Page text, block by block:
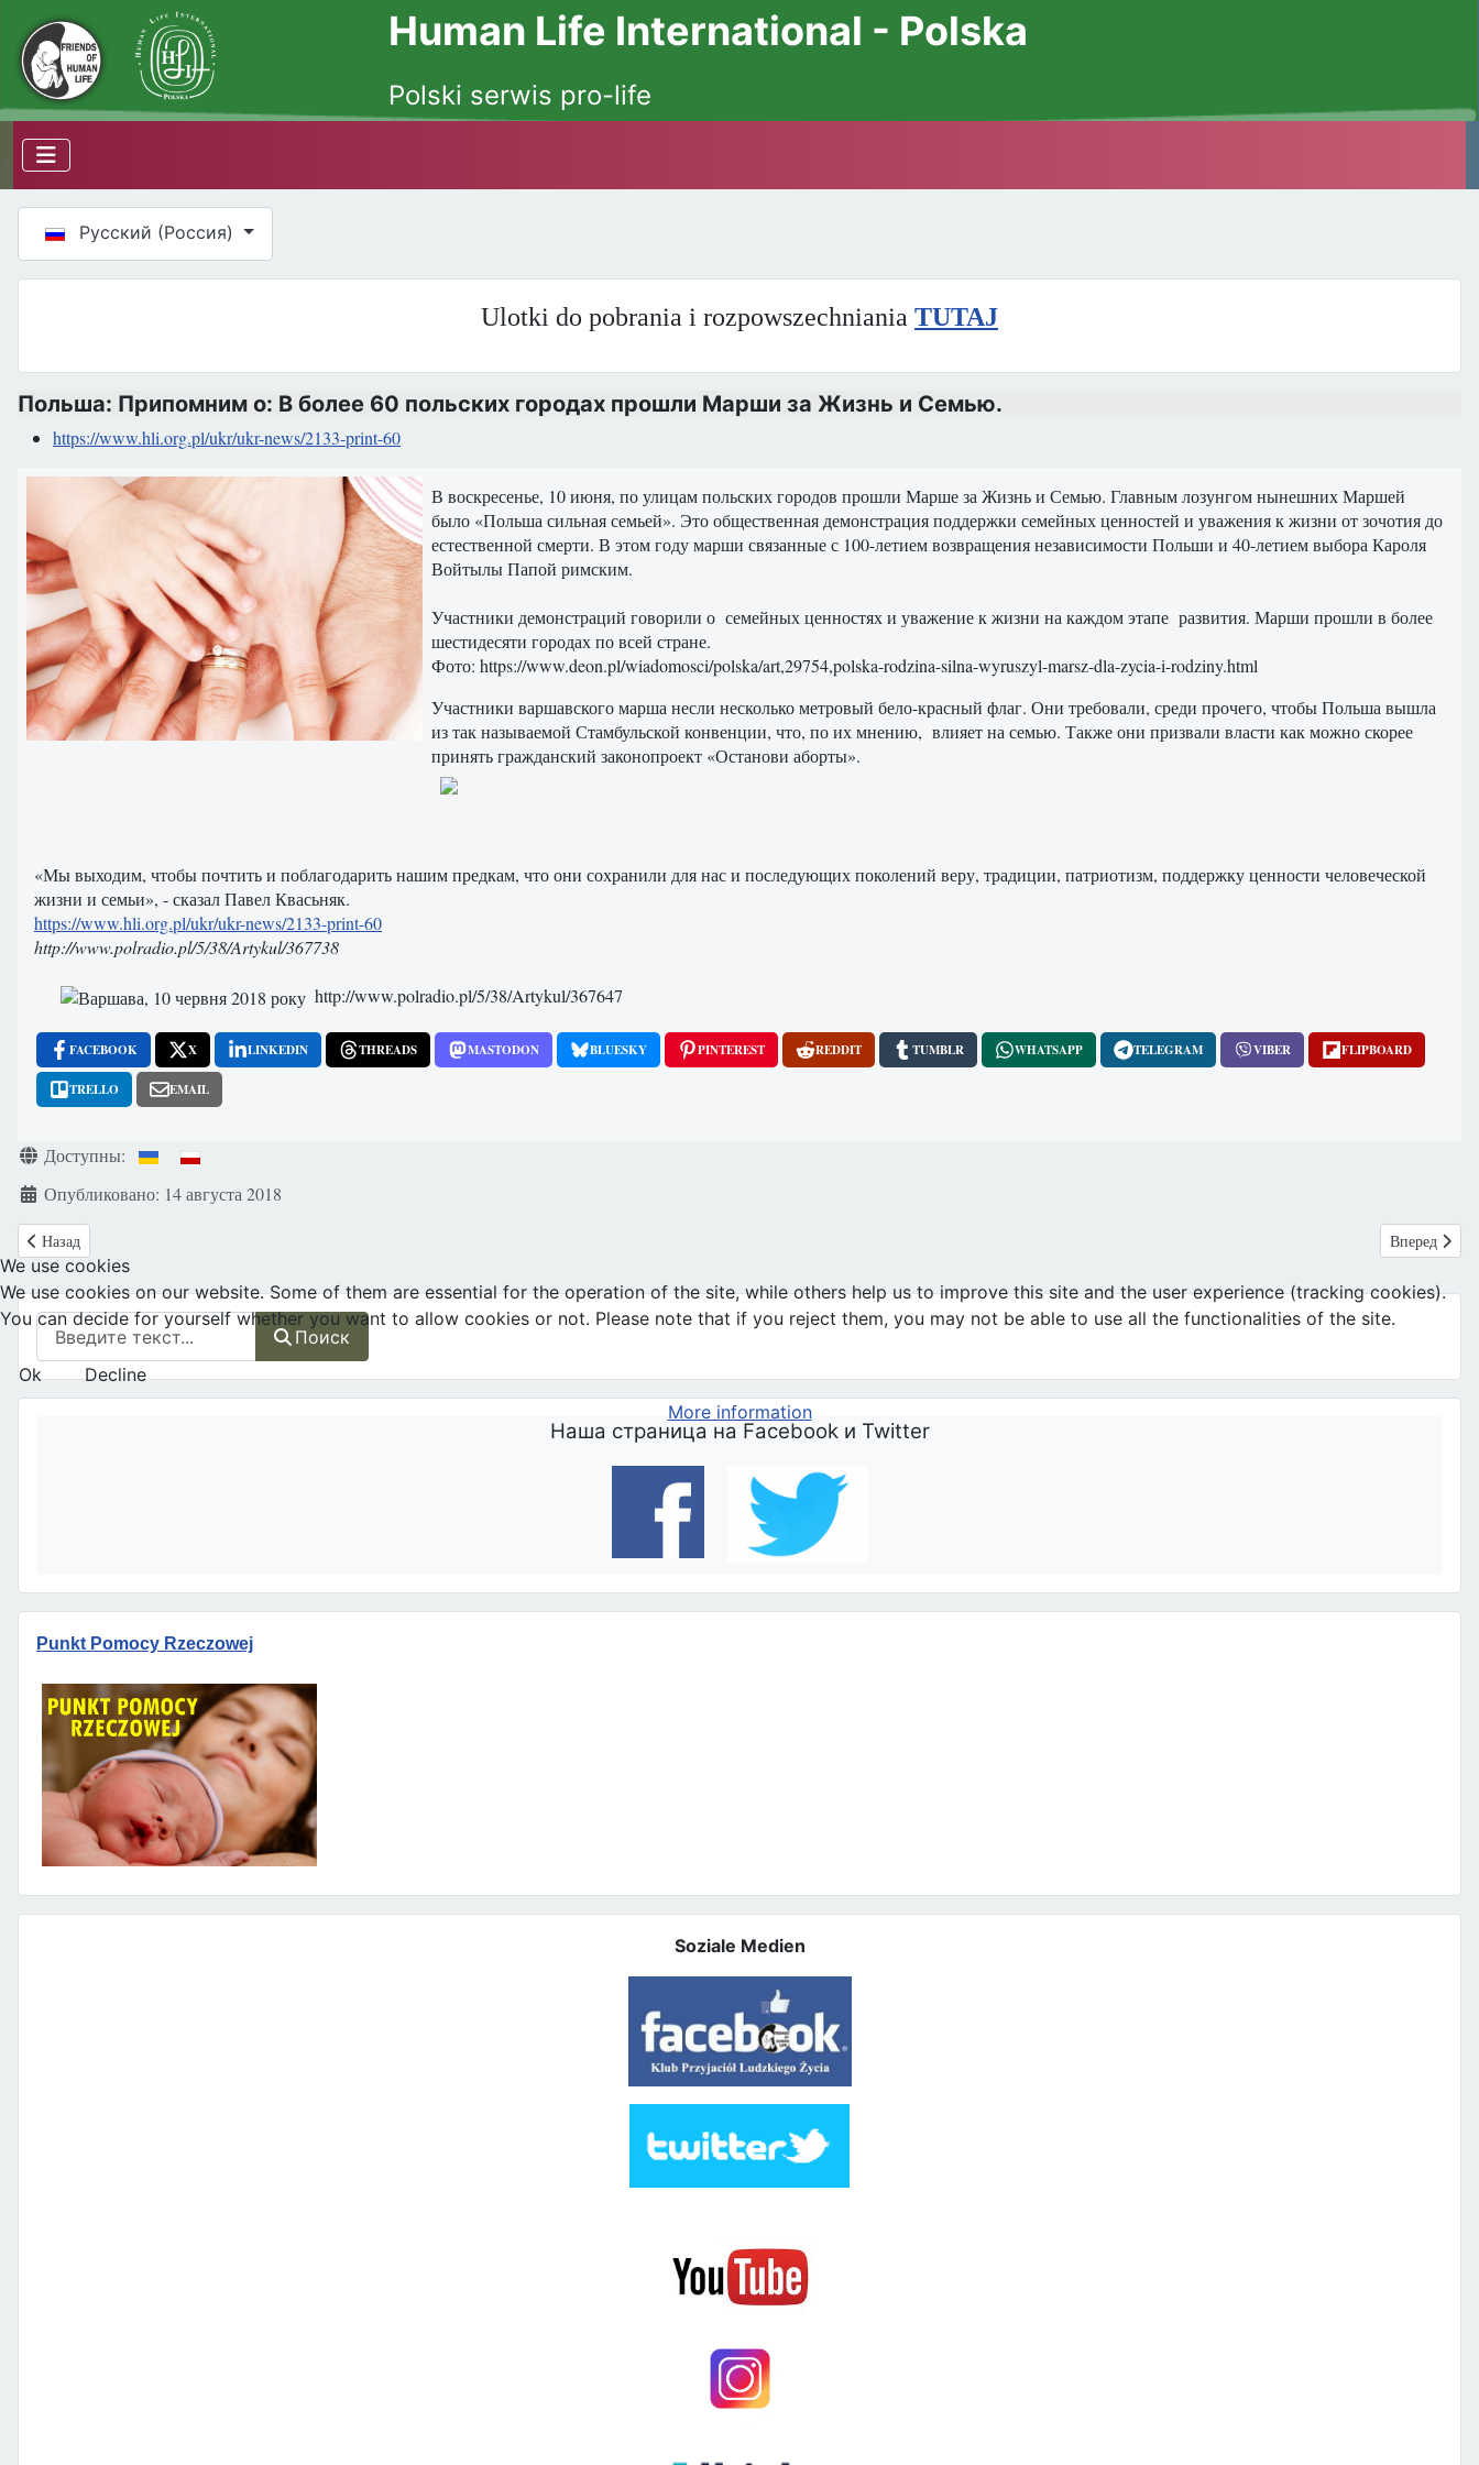
Human Life International - Polska
Polski serwis pro-life
Поиск
Поиск
Наша страница на Facebook и Twitter
Punkt Pomocy Rzeczowej
Soziale Medien
Русский (Россия)
Ulotki do pobrania i rozpowszechniania TUTAJ
Польша: Припомним о: В более 60 польских городах прошли Марши за Жизнь и Семью.
https://www.hli.org.pl/ukr/ukr-news/2133-print-60
В воскресенье, 10 июня, по улицам польских городов прошли Марше за Жизнь и Семью. Главным лозунгом нынешних Маршей
было «Польша сильная семьей». Это общественная демонстрация поддержки семейных ценностей и уважения к жизни от зочотия до
естественной смерти. В этом году марши связанные с 100-летием возвращения независимости Польши и 40-летием выбора Кароля
Войтылы Папой римским.
Участники демонстраций говорили о семейных ценностях и уважение к жизни на каждом этапе развития. Марши прошли в более
шестидесяти городах по всей стране.
Фото: https://www.deon.pl/wiadomosci/polska/art,29754,polska-rodzina-silna-wyruszyl-marsz-dla-zycia-i-rodziny.html
Участники варшавского марша несли несколько метровый бело-красный флаг. Они требовали, среди прочего, чтобы Польша вышла
из так называемой Стамбульской конвенции, что, по их мнению, влияет на семью. Также они призвали власти как можно скорее
принять гражданский законопроект «Останови аборты».
«Мы выходим, чтобы почтить и поблагодарить нашим предкам, что они сохранили для нас и последующих поколений веру, традиции, патриотизм, поддержку ценности человеческой
жизни и семьи», - сказал Павел Квасьняк.
https://www.hli.org.pl/ukr/ukr-news/2133-print-60
http://www.polradio.pl/5/38/Artykul/367738
http://www.polradio.pl/5/38/Artykul/367647
FACEBOOK X LINKEDIN THREADS MASTODON BLUESKY PINTEREST REDDIT TUMBLR WHATSAPP TELEGRAM VIBER FLIPBOARD
TRELLO EMAIL
Информация о материале
Доступны:
Опубликовано: 14 августа 2018
Предыдущий: Россия: Власти Петербурга в третий раз отказались согласовать гей-парад
Назад Следующий:
Вперед
We use cookies
We use cookies on our website. Some of them are essential for the operation of the site, while others help us to improve this site and the user experience (tracking cookies).
You can decide for yourself whether you want to allow cookies or not. Please note that if you reject them, you may not be able to use all the functionalities of the site.
Ok
Decline
More information